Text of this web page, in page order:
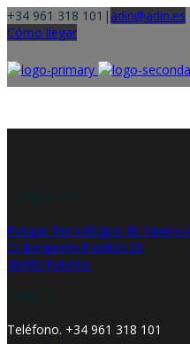
+34 961 318 101 |adin@adin.es
Cómo llegar
LOCALIZACIÓN
Parque Tecnológico de Valencia
C/ Benjamín Franklin 26
46980 Paterna
CONTACTO
Teléfono. +34 961 318 101